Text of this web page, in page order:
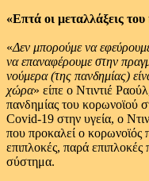
«Επτά οι μεταλλάξεις
«Δεν μπορούμε να
να επαναφέρουμε στην
νούμερα (της πανδημίας)
χώρα» είπε ο Ντιντιέ
πανδημίας του κορωνοϊού
Covid-19 στην υγεία, ο
που προκαλεί ο κορωνοϊός
επιπλοκές, παρά
σύστημα.